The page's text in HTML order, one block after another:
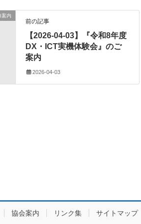
案内
前の記事
【2026-04-03】『令和8年度
DX・ICT実機体験会』のご
案内
2026-04-03
協会案内 リンク集 サイトマップ